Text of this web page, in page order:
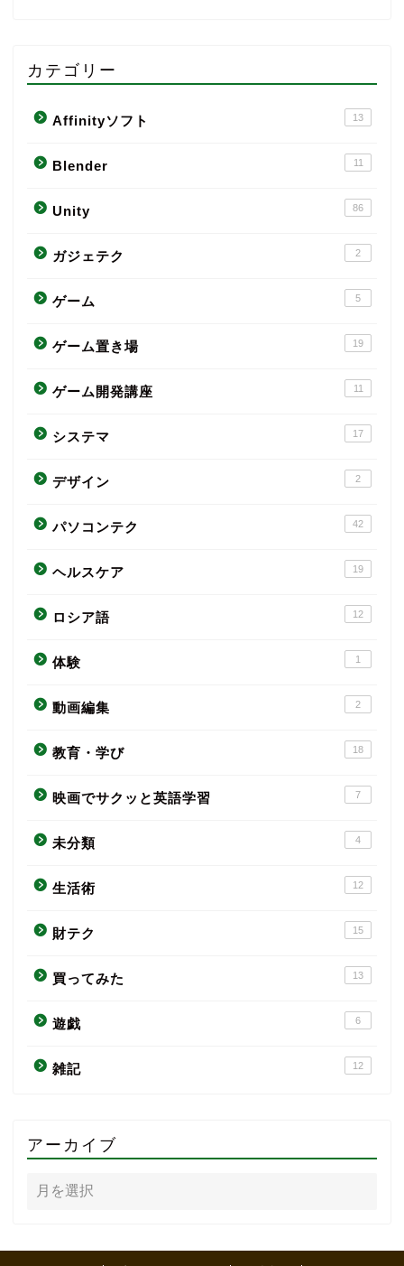
カテゴリー
Affinityソフト 13
Blender 11
Unity 86
ガジェテク 2
ゲーム 5
ゲーム置き場 19
ゲーム開発講座 11
システマ 17
デザイン 2
パソコンテク 42
ヘルスケア 19
ロシア語 12
体験 1
動画編集 2
教育・学び 18
映画でサクッと英語学習 7
未分類 4
生活術 12
財テク 15
買ってみた 13
遊戯 6
雑記 12
アーカイブ